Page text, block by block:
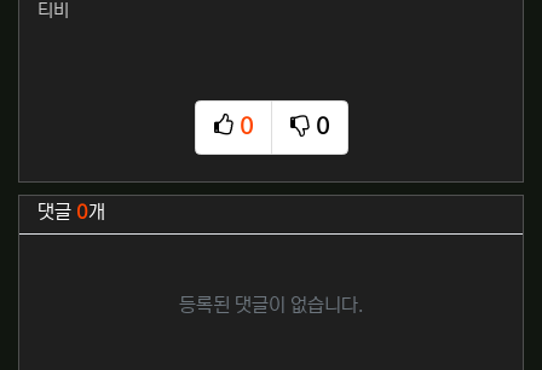
티비
0
추천
0
비추천
관련자료
댓글 0개
등록된 댓글이 없습니다.